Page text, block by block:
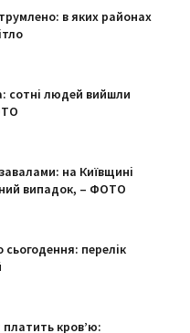
в яких районах
сотні людей вийшли
на Київщині
випадок, – ФОТО
сьогодення: перелік
платить кров’ю: